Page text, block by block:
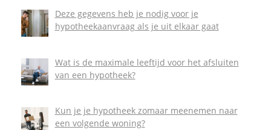
Deze gegevens heb je nodig voor je
hypotheekaanvraag als je uit elkaar gaat
Wat is de maximale leeftijd voor het afsluiten
van een hypotheek?
Kun je je hypotheek zomaar meenemen naar
een volgende woning?